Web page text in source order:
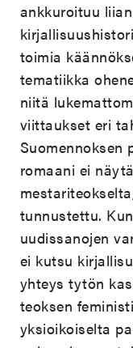
ankkuroituu
toimia
tematiikka
niitä
viittaukset eri
Suomennoksen
romaani ei
tunnustettu.
uudissanojen
ei kutsu
yhteys tytön
teoksen
yksioikoiselta